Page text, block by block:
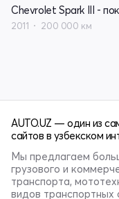
2011 200 000 км
AUTO.UZ — один из
сайтов в узбекском
Мы предлагаем
грузового и
транспорта,
видов транспортных